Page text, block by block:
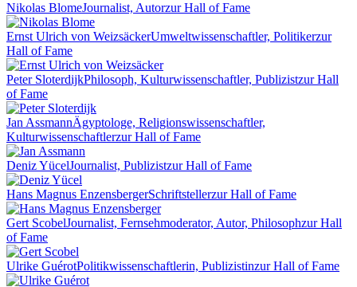
Nikolas BlomeJournalist, Autorzur Hall of Fame
Ernst Ulrich von WeizsäckerUmweltwissenschaftler, Politikerzur
Hall of Fame
Peter SloterdijkPhilosoph, Kulturwissenschaftler, Publizistzur Hall
of Fame
Jan AssmannÄgyptologe, Religionswissenschaftler,
Kulturwissenschaftlerzur Hall of Fame
Deniz YücelJournalist, Publizistzur Hall of Fame
Hans Magnus EnzensbergerSchriftstellerzur Hall of Fame
Gert ScobelJournalist, Fernsehmoderator, Autor, Philosophzur Hall
of Fame
Ulrike GuérotPolitikwissenschaftlerin, Publizistinzur Hall of Fame